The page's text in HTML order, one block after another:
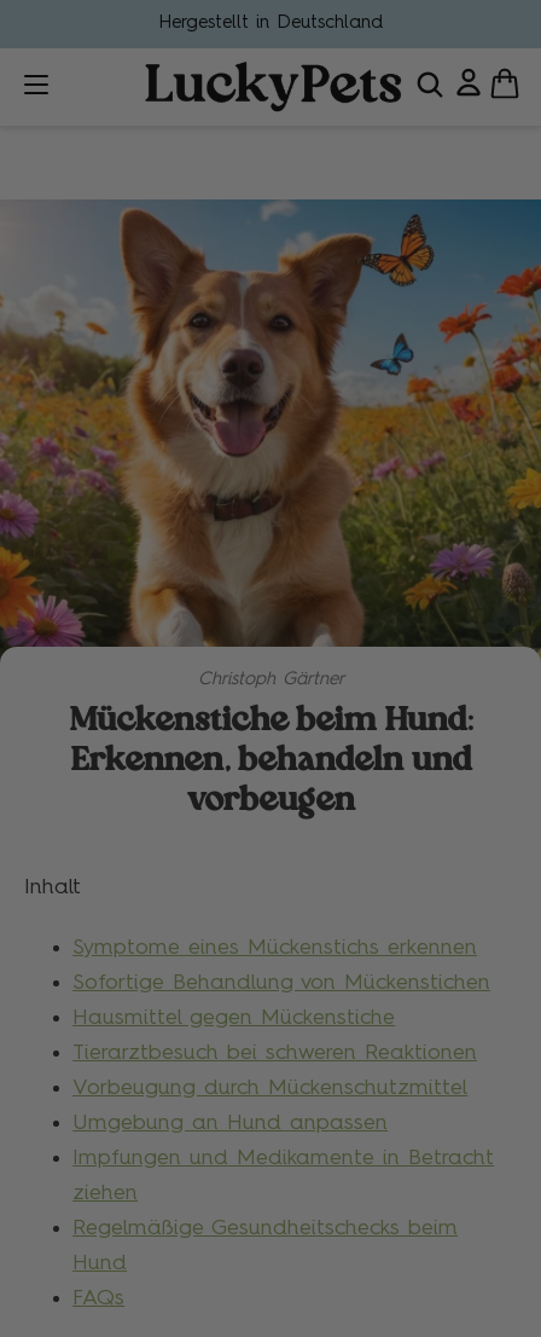
Hergestellt in Deutschland
Christoph Gärtner
Mückenstiche beim Hund:
Erkennen, behandeln und
vorbeugen
Inhalt
Symptome eines Mückenstichs erkennen
Sofortige Behandlung von Mückenstichen
Hausmittel gegen Mückenstiche
Tierarztbesuch bei schweren Reaktionen
Vorbeugung durch Mückenschutzmittel
Umgebung an Hund anpassen
Impfungen und Medikamente in Betracht
ziehen
Regelmäßige Gesundheitschecks beim
Hund
FAQs